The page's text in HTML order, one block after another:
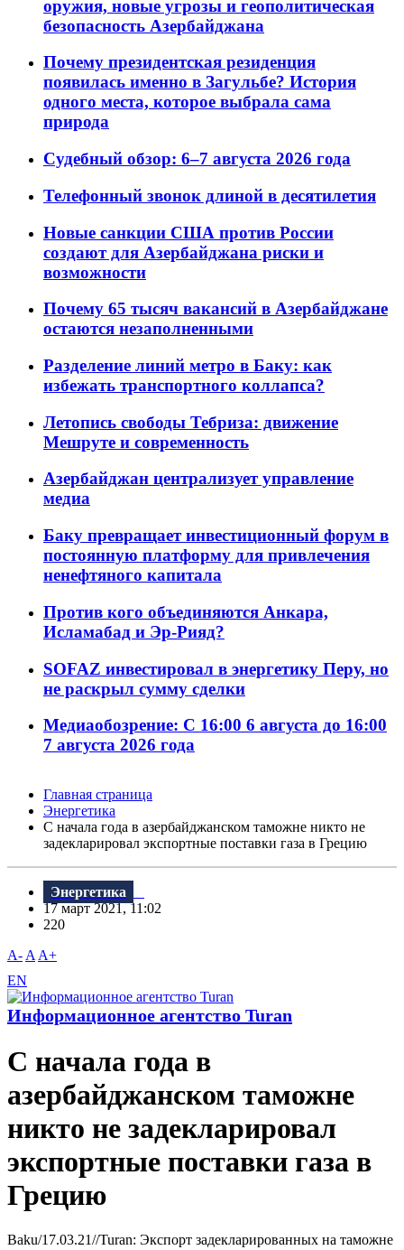
оружия, новые угрозы и геополитическая
безопасность Азербайджана
Почему президентская резиденция
появилась именно в Загульбе? История
одного места, которое выбрала сама
природа
Судебный обзор: 6–7 августа 2026 года
Телефонный звонок длиной в десятилетия
Новые санкции США против России
создают для Азербайджана риски и
возможности
Почему 65 тысяч вакансий в Азербайджане
остаются незаполненными
Разделение линий метро в Баку: как
избежать транспортного коллапса?
Летопись свободы Тебриза: движение
Мешруте и современность
Азербайджан централизует управление
медиа
Баку превращает инвестиционный форум в
постоянную платформу для привлечения
ненефтяного капитала
Против кого объединяются Анкара,
Исламабад и Эр-Рияд?
SOFAZ инвестировал в энергетику Перу, но
не раскрыл сумму сделки
Медиаобозрение: С 16:00 6 августа до 16:00
7 августа 2026 года
Главная страница
Энергетика
С начала года в азербайджанском таможне никто не
задекларировал экспортные поставки газа в Грецию
Энергетика
17 март 2021, 11:02
220
A- A A+
EN
Информационное агентство Turan
С начала года в
азербайджанском таможне
никто не задекларировал
экспортные поставки газа в
Грецию
Baku/17.03.21//Turan: Экспорт задекларированных на таможне